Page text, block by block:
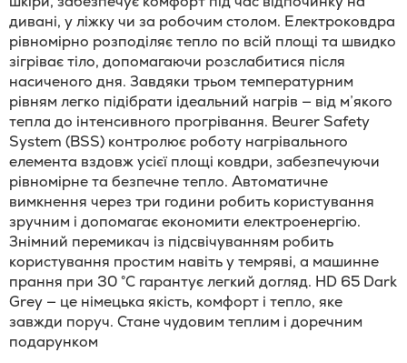
дивані, у ліжку чи за робочим столом. Електроковдра
рівномірно розподіляє тепло по всій площі та швидко
зігріває тіло, допомагаючи розслабитися після
насиченого дня. Завдяки трьом температурним
рівням легко підібрати ідеальний нагрів — від м’якого
тепла до інтенсивного прогрівання. Beurer Safety
System (BSS) контролює роботу нагрівального
елемента вздовж усієї площі ковдри, забезпечуючи
рівномірне та безпечне тепло. Автоматичне
вимкнення через три години робить користування
зручним і допомагає економити електроенергію.
Знімний перемикач із підсвічуванням робить
користування простим навіть у темряві, а машинне
прання при 30 °C гарантує легкий догляд. HD 65 Dark
Grey — це німецька якість, комфорт і тепло, яке
завжди поруч. Стане чудовим теплим і доречним
подарунком